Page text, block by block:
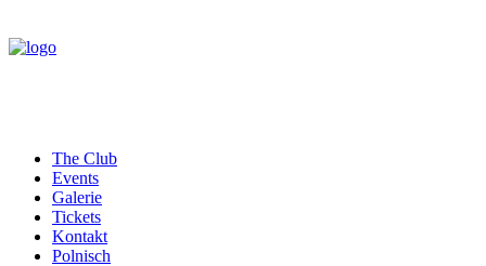
The Club
Events
Galerie
Tickets
Kontakt
Polnisch